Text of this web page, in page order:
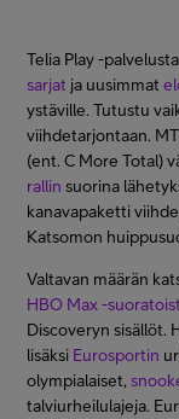
Telia Play -
sarjat ja uusimmat
ystäville. Tutustu
viihdetarjontaan.
(ent. C More Total)
rallin suorina
kanavapaketti
Katsomon
Valtavan määrän
HBO Max -
Discoveryn sisällöt.
lisäksi Eurosportin
olympialaiset,
talviurheilulajeja.